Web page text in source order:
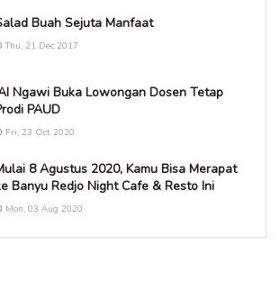
Buah Sejuta Manfaat
Thu, 21 Dec 2017
Ngawi Buka Lowongan Dosen Tetap
PAUD
Fri, 23 Oct 2020
8 Agustus 2020, Kamu Bisa Merapat
Banyu Redjo Night Cafe & Resto Ini
Mon, 03 Aug 2020